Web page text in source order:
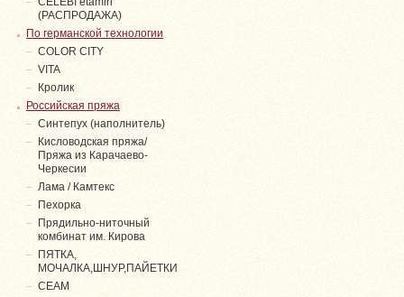
(РАСПРОДАЖА)
По германской технологии
COLOR CITY
VITA
Кролик
Российская пряжа
Синтепух (наполнитель)
Кисловодская пряжа/
Пряжа из Карачаево-
Черкесии
Лама / Камтекс
Пехорка
Прядильно-ниточный
комбинат им. Кирова
ПЯТКА,
МОЧАЛКА,ШНУР,ПАЙЕТКИ
СЕАМ